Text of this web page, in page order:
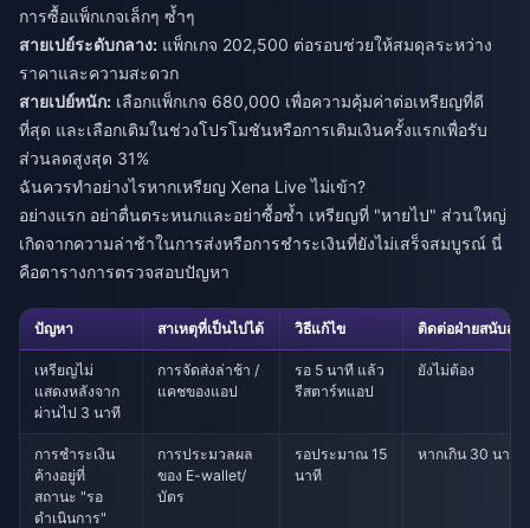
การซื้อแพ็กเกจเล็กๆ ซ้ำๆ
สายเปย์ระดับกลาง: แพ็กเกจ 202,500 ต่อรอบช่วยให้สมดุลระหว่าง
ราคาและความสะดวก
สายเปย์หนัก: เลือกแพ็กเกจ 680,000 เพื่อความคุ้มค่าต่อเหรียญที่ดี
ที่สุด และเลือกเติมในช่วงโปรโมชันหรือการเติมเงินครั้งแรกเพื่อรับ
ส่วนลดสูงสุด 31%
ฉันควรทำอย่างไรหากเหรียญ Xena Live ไม่เข้า?
อย่างแรก อย่าตื่นตระหนกและอย่าซื้อซ้ำ เหรียญที่ "หายไป" ส่วนใหญ่
เกิดจากความล่าช้าในการส่งหรือการชำระเงินที่ยังไม่เสร็จสมบูรณ์ นี่
คือตารางการตรวจสอบปัญหา
ปัญหา สาเหตุที่เป็นไปได้ วิธีแก้ไข ติดต่อฝ่ายสนับสนุ
เหรียญไม่
แสดงหลังจาก
ผ่านไป 3 นาที
การจัดส่งล่าช้า /
แคชของแอป
รอ 5 นาที แล้ว
รีสตาร์ทแอป
ยังไม่ต้อง
การชำระเงิน
ค้างอยู่ที่
สถานะ "รอ
ดำเนินการ"
การประมวลผล
ของ E-wallet/
บัตร
รอประมาณ 15
นาที
หากเกิน 30 นาที